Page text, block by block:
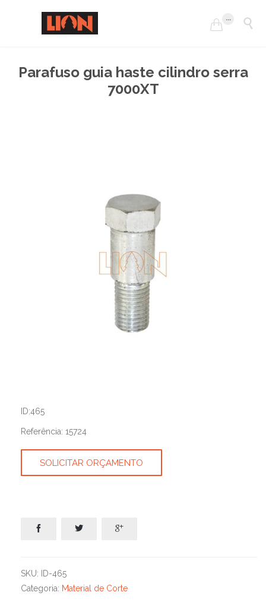

... 
Parafuso guia haste cilindro serra
7000XT
ID:465
Referência: 15724
SOLICITAR ORÇAMENTO
  
SKU:
ID-465
Categoria: Material de Corte